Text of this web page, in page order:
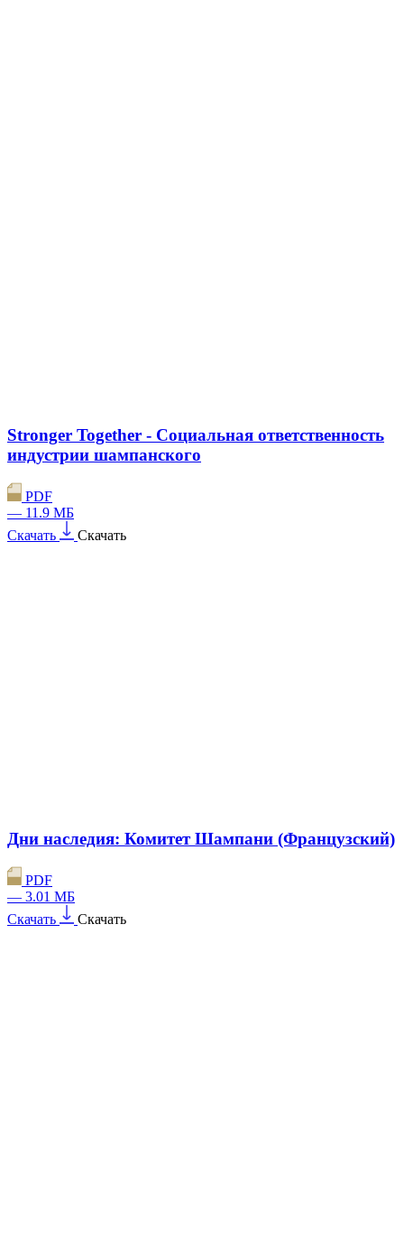
Stronger Together - Социальная ответственность
индустрии шампанского
PDF
— 11.9 МБ
Скачать
Скачать
Дни наследия: Комитет Шампани (Французский)
PDF
— 3.01 МБ
Скачать
Скачать